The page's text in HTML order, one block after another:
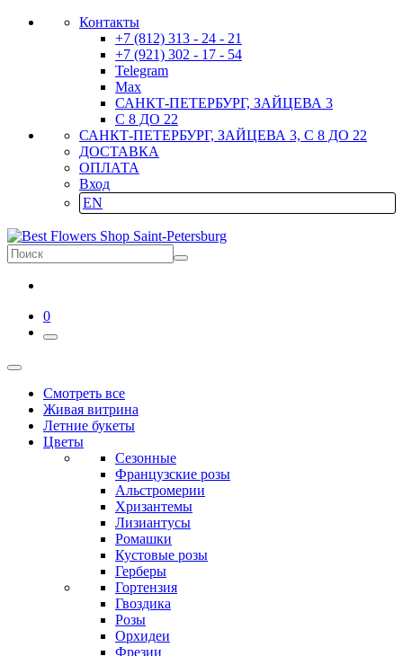
Контакты
+7 (812) 313 - 24 - 21
+7 (921) 302 - 17 - 54
Telegram
Max
САНКТ-ПЕТЕРБУРГ, ЗАЙЦЕВА 3
С 8 ДО 22
САНКТ-ПЕТЕРБУРГ, ЗАЙЦЕВА 3, С 8 ДО 22
ДОСТАВКА
ОПЛАТА
Вход
EN
0
Смотреть все
Живая витрина
Летние букеты
Цветы
Сезонные
Французские розы
Альстромерии
Хризантемы
Лизиантусы
Ромашки
Кустовые розы
Герберы
Гортензия
Гвоздика
Розы
Орхидеи
Фрезии